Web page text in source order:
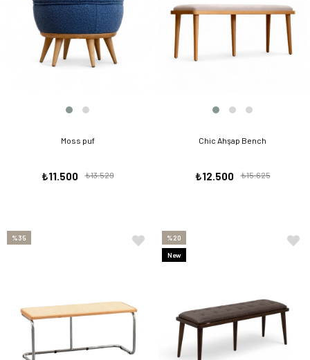
Moss puf
₺11.500 ₺13.529
Chic Ahşap Bench
₺12.500 ₺15.625
%35 %20
New